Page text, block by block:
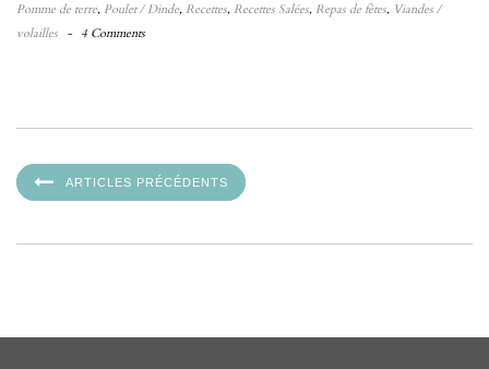
Pomme de terre, Poulet / Dinde, Recettes, Recettes Salées, Repas de fêtes, Viandes /
volailles - 4 Comments
ARTICLES PRÉCÉDENTS